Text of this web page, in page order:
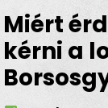
Miért
kérni a